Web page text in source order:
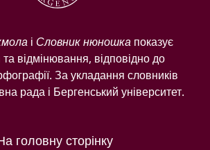
і Словник нюношкапоказує
відмінювання, відповідно до
За укладання словників
рада і Бергенський університет.
головну сторінку